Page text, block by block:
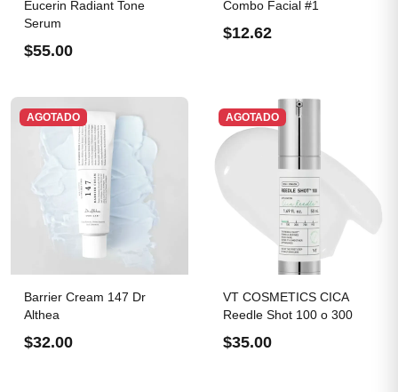
Eucerin Radiant Tone
Serum
$55.00
Combo Facial #1
$12.62
AGOTADO
Barrier Cream 147 Dr
Althea
$32.00
AGOTADO
VT COSMETICS CICA
Reedle Shot 100 o 300
$35.00